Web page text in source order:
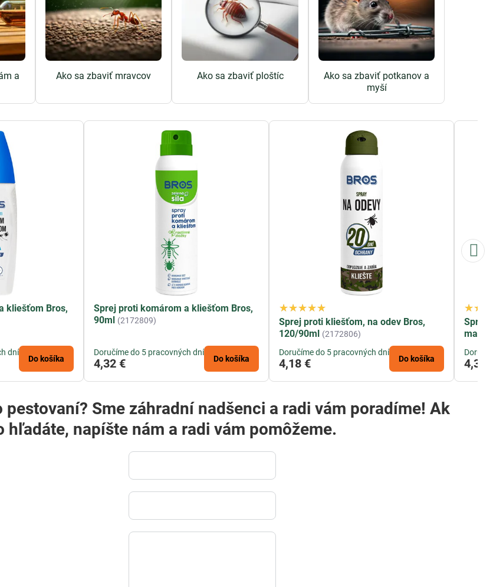
a
Ako sa zbaviť mravcov Ako sa zbaviť ploštíc
Ako sa zbaviť potkanov a
myší
kliešťom Bros,
dní
Do košíka
Sprej proti komárom a kliešťom Bros,
90ml (2172809)
Doručíme do 5 pracovných dní
4,32 € Do košíka
Sprej proti kliešťom, na odev Bros,
120/90ml (2172806)
Doručíme do 5 pracovných dní
4,18 € Do košíka
Sprej
max
4,37
a radi vám poradíme! Ak
hľadáte, napíšte nám a radi vám pomôžeme.